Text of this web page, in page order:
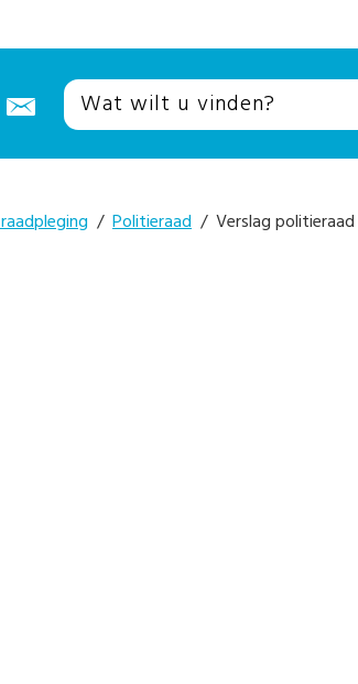
/ Politieraad / Verslag